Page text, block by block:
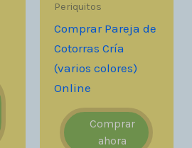
Periquitos
Comprar Pareja de
Cotorras Cría
(varios colores)
Online
Comprar
ahora